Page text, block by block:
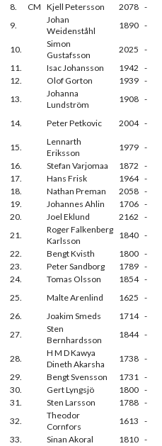
8.
CM Kjell Petersson 2078 -
9.
Johan
Weidenståhl
1890 -
10.
Simon
Gustafsson
2025 -
11.
Isac Johansson 1942 -
12.
Olof Gorton 1939 -
13.
Johanna
Lundström
1908 -
14. Peter Petkovic 2004 -
15.
Lennarth
Eriksson
1979 -
16.
Stefan Varjomaa 1872 -
17.
Hans Frisk 1964 -
18.
Nathan Preman 2058 -
19.
Johannes Ahlin 1706 -
20.
Joel Eklund 2162 -
21.
Roger Falkenberg
Karlsson
1840 -
22.
Bengt Kvisth 1800 -
23.
Peter Sandborg 1789 -
24.
Tomas Olsson 1854 -
25.
Malte Arenlind 1625 -
26.
Joakim Smeds 1714 -
27.
Sten
Bernhardsson
1844 -
28.
H M D Kawya
Dineth Akarsha
1738 -
29.
Bengt Svensson 1731 -
30.
Gert Lyngsjö 1800 -
31.
Sten Larsson 1788 -
32.
Theodor
Cornfors
1613 -
33.
Sinan Akoral 1810 -